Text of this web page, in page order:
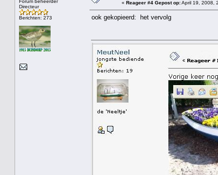
Forum beheerder
Directeur
Berichten: 273
« Reageer #4 Gepost op:April 19, 2008,
ook gekopieerd: het vervolg